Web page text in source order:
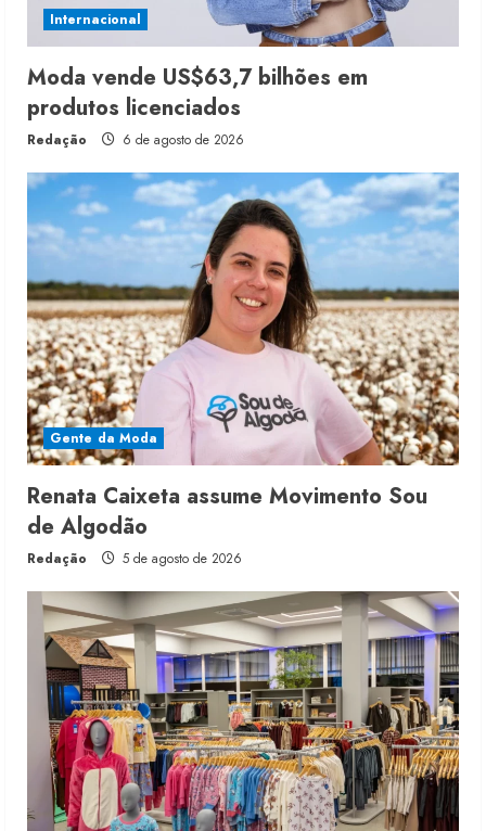
Internacional
Moda vende US$63,7 bilhões em
produtos licenciados
Redação 6 de agosto de 2026
Gente da Moda
Renata Caixeta assume Movimento Sou
de Algodão
Redação 5 de agosto de 2026